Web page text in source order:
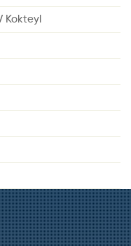
Kokteyl